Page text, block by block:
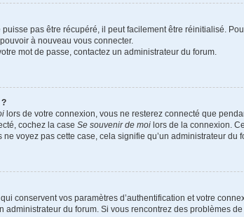
pas être récupéré, il peut facilement être réinitialisé.
à nouveau vous connecter.
mot de passe, contactez un administrateur du forum.
lors de votre connexion, vous ne resterez connecté que
cochez la case Se souvenir de moi lors de la connexion.
voyez pas cette case, cela signifie qu’un administrateur du
conservent vos paramètres d’authentification et votre
administrateur du forum. Si vous rencontrez des problèmes